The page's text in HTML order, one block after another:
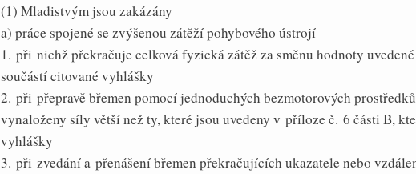
(1) Mladistvým jsou zakázány
a) práce spojené se zvýšenou zátěží pohybového ústrojí
1. při nichž překračuje celková fyzická zátěž za směnu hodnoty
součástí citované vyhlášky
2. při přepravě břemen pomocí jednoduchých bezmotorových
vynaloženy síly větší než ty, které jsou uvedeny v příloze č. 6 části B,
vyhlášky
3. při zvedání a přenášení břemen překračujících ukazatele nebo